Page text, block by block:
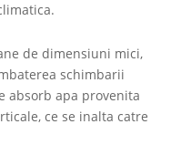
de dimensiuni mici,
schimbarii
absorb apa provenita
ce se inalta catre